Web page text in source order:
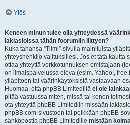
Ylös
Keneen minun tulee olla yhteydessä
lakiasioissa tähän foorumiin liittyen?
Kuka tahansa “Tiimi”-sivulla mainituista
yhteyshenkilö valituksillesi. Jos et tätä kautta
ottaa yhteyttä verkkotunnuksen omistajaan
on ilmaispalvelussa oleva (esim. Yahoo!,
ylläpitoon tai väärinkäytöksistä vastaavaan
Huomaa, että phpBB Limitedillä ei ole
pitää vastuussa miten, missä tai kenen
ota yhteyttä phpBB Limitediin missään
phpBB.com-sivustoon tai pelkkään phpBB-
sähköpostia phpBB Limitedille mistään